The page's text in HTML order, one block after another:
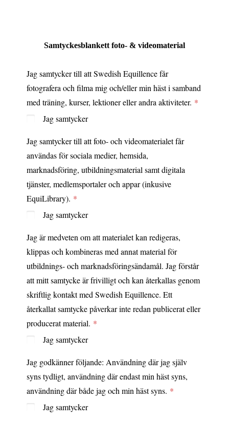
Samtyckesblankett foto- & videomaterial
Jag samtycker till att Swedish Equillence får
fotografera och filma mig och/eller min häst i samband
med träning, kurser, lektioner eller andra aktiviteter.
Jag samtycker
Jag samtycker till att foto- och videomaterialet får
användas för sociala medier, hemsida,
marknadsföring, utbildningsmaterial samt digitala
tjänster, medlemsportaler och appar (inkusive
EquiLibrary).
Jag samtycker
Jag är medveten om att materialet kan redigeras,
klippas och kombineras med annat material för
utbildnings- och marknadsföringsändamål. Jag förstår
att mitt samtycke är frivilligt och kan återkallas genom
skriftlig kontakt med Swedish Equillence. Ett
återkallat samtycke påverkar inte redan publicerat eller
producerat material.
Jag samtycker
Jag godkänner följande: Användning där jag själv
syns tydligt, användning där endast min häst syns,
användning där både jag och min häst syns.
Jag samtycker